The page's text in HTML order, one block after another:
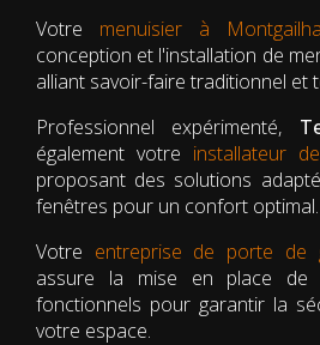
Votre menuisier à
conception et l'installation de
alliant savoir-faire traditionnel et
Professionnel expérimenté,
également votre installateur
proposant des solutions
fenêtres pour un confort optimal.
Votre entreprise de porte de
assure la mise en place de
fonctionnels pour garantir la
votre espace.